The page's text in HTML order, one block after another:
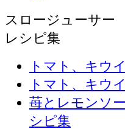
スロージューサー
レシピ集
トマト、キウ
トマト、キウ
苺とレモンソ
シピ集